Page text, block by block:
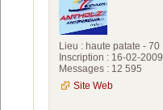
Lieu : haute patate - 70
Inscription : 16-02-2009
Messages : 12 595
Site Web